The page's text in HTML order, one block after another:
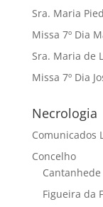
Sra. Maria
Missa 7º Dia
Sra. Maria de
Missa 7º Dia
Necrologia
Comunicados
Concelho
Cantanhede
Figueira da